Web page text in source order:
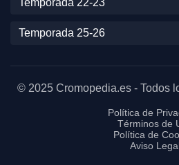
Temporada 22-23
Temporada 25-26
© 2025 Cromopedia.es - Todos
Política de
Términos de
Política de
Aviso